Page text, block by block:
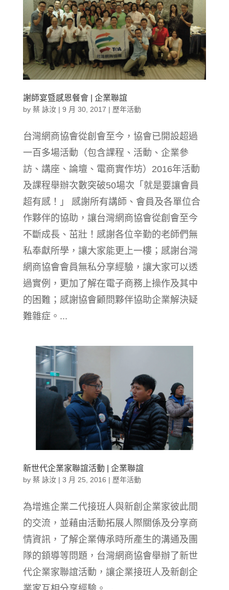
謝師宴暨感恩餐會 | 企業聯誼
by 蔡 詠汝| 9 月 30, 2017 | 歷年活動
台灣網商協會從創會至今，協會已開設超過
一百多場活動（包含課程、活動、企業參
訪、講座、論壇、電商實作坊）2016年活動
及課程舉辦次數突破50場次「就是要讓會員
超有感！」 感謝所有講師、會員及各單位合
作夥伴的協助，讓台灣網商協會從創會至今
不斷成長、茁壯！感謝各位辛勤的老師們無
私奉獻所學，讓大家能更上一樓；感謝台灣
網商協會會員無私分享經驗，讓大家可以透
過實例，更加了解在電子商務上操作及其中
的困難；感謝協會顧問夥伴協助企業解決疑
難雜症。...
新世代企業家聯誼活動 | 企業聯誼
by 蔡 詠汝| 3 月 25, 2016 | 歷年活動
為增進企業二代接班人與新創企業家彼此間
的交流，並藉由活動拓展人際關係及分享商
情資訊，了解企業傳承時所產生的溝通及團
隊的顉導等問題，台灣網商協會舉辦了新世
代企業家聯誼活動，讓企業接班人及新創企